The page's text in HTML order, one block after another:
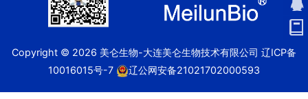
Copyright © 2026 美仑生物-大连美仑生物技术有限公司 辽ICP备
10016015号-7
辽公网安备21021702000593